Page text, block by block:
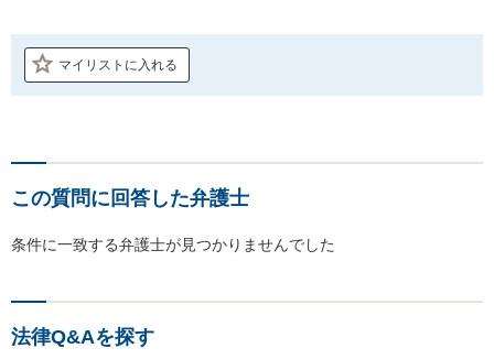
マイリストに入れる
この質問に回答した弁護士
条件に一致する弁護士が見つかりませんでした
法律Q&Aを探す